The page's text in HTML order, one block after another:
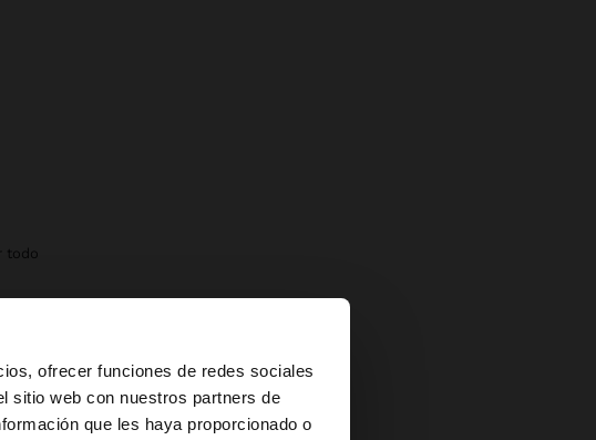
ofrecer funciones de redes sociales
sitio web con nuestros partners de
que les haya proporcionado o
×
de United States?
todo